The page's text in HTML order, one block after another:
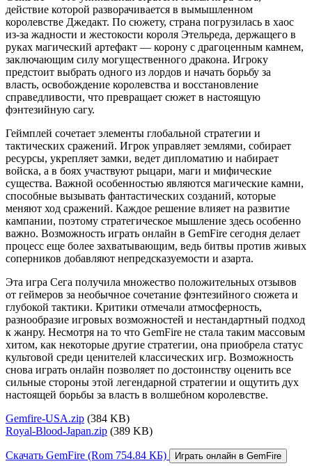
действие которой разворачивается в вымышленном
королевстве Джедакт. По сюжету, страна погрузилась в хаос
из-за жадности и жестокости короля Этельреда, держащего в
руках магический артефакт — корону с драгоценным камнем,
заключающим силу могущественного дракона. Игроку
предстоит выбрать одного из лордов и начать борьбу за
власть, освобождение королевства и восстановление
справедливости, что превращает сюжет в настоящую
фэнтезийную сагу.
Геймплей сочетает элементы глобальной стратегии и
тактических сражений. Игрок управляет землями, собирает
ресурсы, укрепляет замки, ведет дипломатию и набирает
войска, а в боях участвуют рыцари, маги и мифические
существа. Важной особенностью являются магические камни,
способные вызывать фантастических созданий, которые
меняют ход сражений. Каждое решение влияет на развитие
кампании, поэтому стратегическое мышление здесь особенно
важно. Возможность играть онлайн в GemFire сегодня делает
процесс еще более захватывающим, ведь битвы против живых
соперников добавляют непредсказуемости и азарта.
Эта игра Сега получила множество положительных отзывов
от геймеров за необычное сочетание фэнтезийного сюжета и
глубокой тактики. Критики отмечали атмосферность,
разнообразие игровых возможностей и нестандартный подход
к жанру. Несмотря на то что GemFire не стала таким массовым
хитом, как некоторые другие стратегии, она приобрела статус
культовой среди ценителей классических игр. Возможность
снова играть онлайн позволяет по достоинству оценить все
сильные стороны этой легендарной стратегии и ощутить дух
настоящей борьбы за власть в волшебном королевстве.
Gemfire-USA.zip (384 KB)
Royal-Blood-Japan.zip (389 KB)
Скачать GemFire (Rom 754.84 КБ) Играть онлайн в GemFire